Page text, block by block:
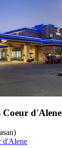
d'Alene
d'Alene